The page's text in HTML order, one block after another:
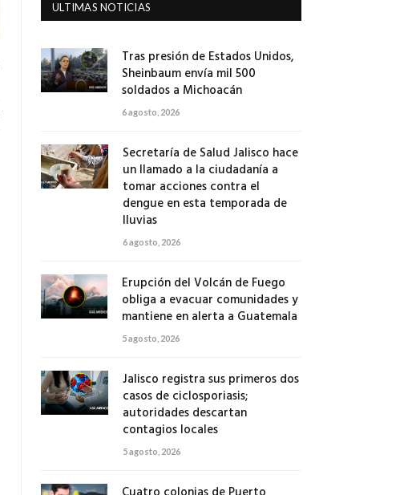
ULTIMAS NOTICIAS
Tras presión de Estados Unidos,
Sheinbaum envía mil 500
soldados a Michoacán
6 agosto, 2026
Secretaría de Salud Jalisco hace
un llamado a la ciudadanía a
tomar acciones contra el
dengue en esta temporada de
lluvias
6 agosto, 2026
Erupción del Volcán de Fuego
obliga a evacuar comunidades y
mantiene en alerta a Guatemala
5 agosto, 2026
Jalisco registra sus primeros dos
casos de ciclosporiasis;
autoridades descartan
contagios locales
5 agosto, 2026